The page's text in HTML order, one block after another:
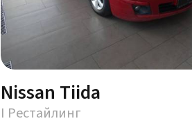
Nissan Tiida
I Рестайлинг